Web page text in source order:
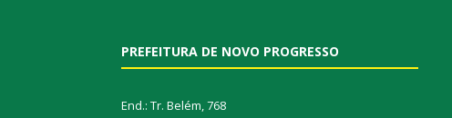
PREFEITURA DE NOVO PROGRESSO
End.: Tr. Belém, 768